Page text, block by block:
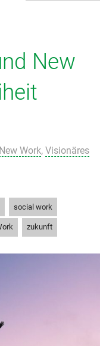
New
New Work, Visionäres
social work
zukunft